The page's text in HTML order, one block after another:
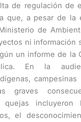
de regulación de
que, a pesar de la
de
ni información
un informe de la
En la
graves
quejas
el